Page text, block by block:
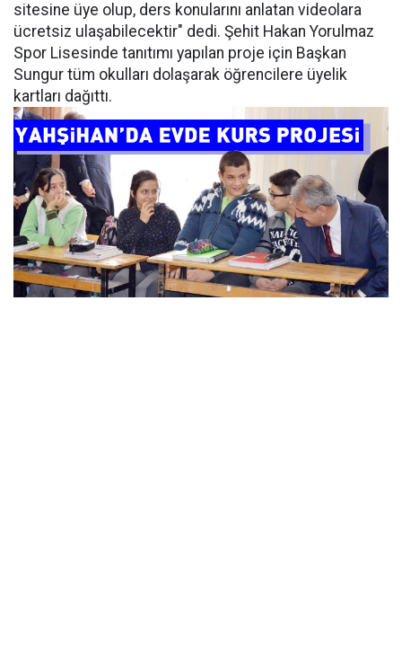
sitesine üye olup, ders konularını anlatan videolara
ücretsiz ulaşabilecektir" dedi. Şehit Hakan Yorulmaz
Spor Lisesinde tanıtımı yapılan proje için Başkan
Sungur tüm okulları dolaşarak öğrencilere üyelik
kartları dağıttı.